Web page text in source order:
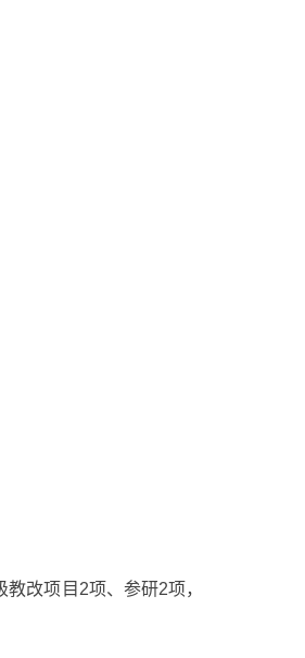
改项目2项、参研2项，